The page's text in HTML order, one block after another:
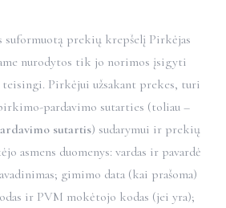
suformuotą prekių krepšelį Pirkėjas
nurodytos tik jo norimos įsigyti
teisingi. Pirkėjui užsakant prekes, turi
pardavimo sutarties (toliau –
sutartis) sudarymui ir prekių
asmens duomenys: vardas ir pavardė
gimimo data (kai prašoma)
ir PVM mokėtojo kodas (jei yra);